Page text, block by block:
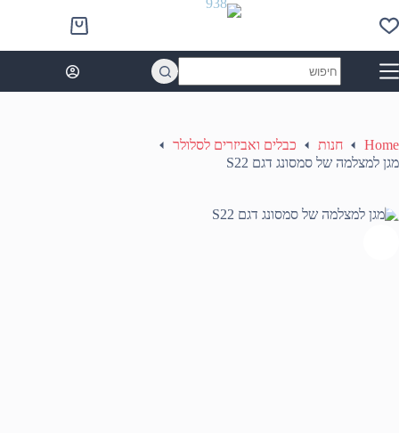
to
content
Shopping
cart
results
Home חנות
כבלים ואביזרים לסלולר
מגן למצלמה של סמסונג דגם S22